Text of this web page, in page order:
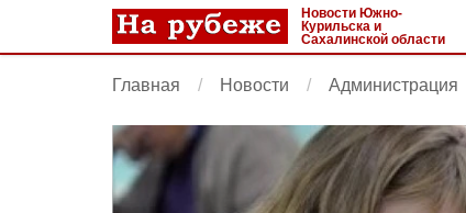
Новости Южно-
Курильска и
Сахалинской области
Главная Новости Администрация